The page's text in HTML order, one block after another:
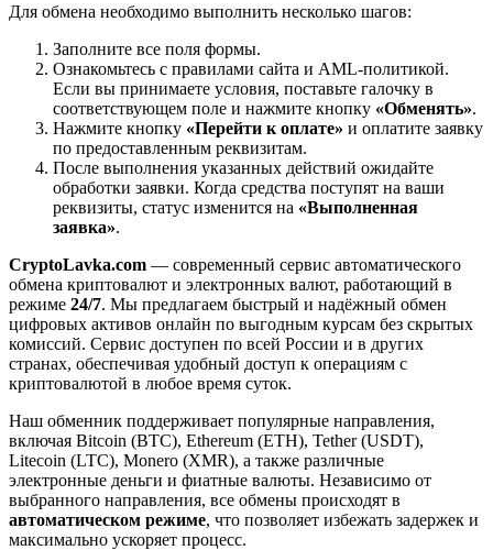
Для обмена необходимо выполнить несколько шагов:
Заполните все поля формы.
Ознакомьтесь с правилами сайта и AML-политикой.
Если вы принимаете условия, поставьте галочку в
соответствующем поле и нажмите кнопку «Обменять».
Нажмите кнопку «Перейти к оплате» и оплатите заявку
по предоставленным реквизитам.
После выполнения указанных действий ожидайте
обработки заявки. Когда средства поступят на ваши
реквизиты, статус изменится на «Выполненная
заявка».
CryptoLavka.com — современный сервис автоматического
обмена криптовалют и электронных валют, работающий в
режиме 24/7. Мы предлагаем быстрый и надёжный обмен
цифровых активов онлайн по выгодным курсам без скрытых
комиссий. Сервис доступен по всей России и в других
странах, обеспечивая удобный доступ к операциям с
криптовалютой в любое время суток.
Наш обменник поддерживает популярные направления,
включая Bitcoin (BTC), Ethereum (ETH), Tether (USDT),
Litecoin (LTC), Monero (XMR), а также различные
электронные деньги и фиатные валюты. Независимо от
выбранного направления, все обмены происходят в
автоматическом режиме, что позволяет избежать задержек и
максимально ускоряет процесс.